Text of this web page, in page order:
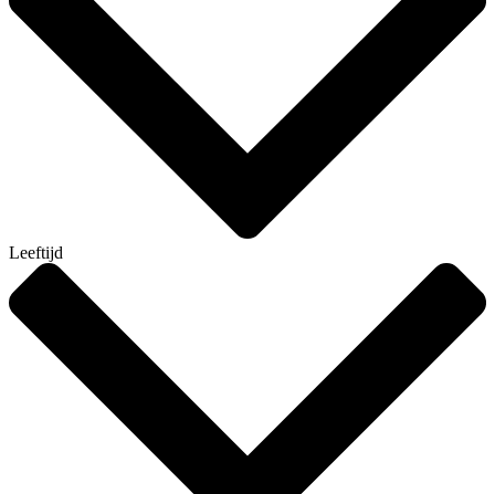
Leeftijd